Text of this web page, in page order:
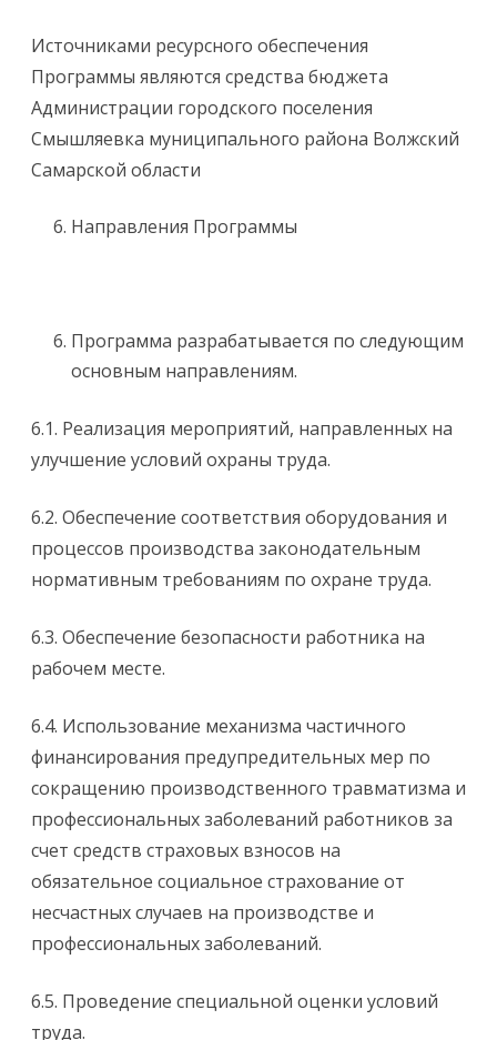
Источниками ресурсного обеспечения
Программы являются средства бюджета
Администрации городского поселения
Смышляевка муниципального района Волжский
Самарской области
Направления Программы
Программа разрабатывается по следующим
основным направлениям.
6.1. Реализация мероприятий, направленных на
улучшение условий охраны труда.
6.2. Обеспечение соответствия оборудования и
процессов производства законодательным
нормативным требованиям по охране труда.
6.3. Обеспечение безопасности работника на
рабочем месте.
6.4. Использование механизма частичного
финансирования предупредительных мер по
сокращению производственного травматизма и
профессиональных заболеваний работников за
счет средств страховых взносов на
обязательное социальное страхование от
несчастных случаев на производстве и
профессиональных заболеваний.
6.5. Проведение специальной оценки условий
труда.